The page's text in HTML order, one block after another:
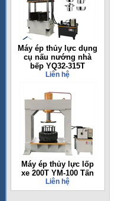
Máy ép thủy lực dụng
cụ nấu nướng nhà
bếp YQ32-315T
Liên hệ
Máy ép thủy lực lốp
xe 200T YM-100 Tấn
Liên hệ